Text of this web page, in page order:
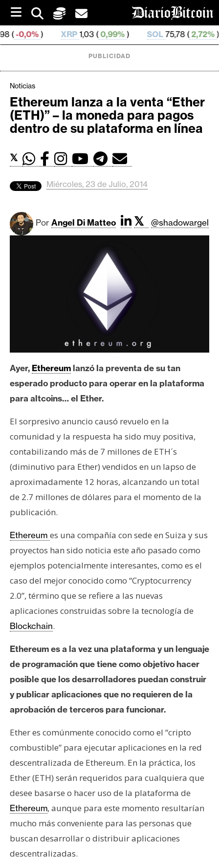
i
p
t
o
XRP1,03 ( 0,99%) SOL75,78 ( 2,72%) TRX
C
r
i
M
c
a
o
i
n
t
h
e
e
u
m
A
A
á
l
i
i
s
N
o
a
s
e
P
r
e
n
s
a
PUBLICIDAD
Noticias
Ethereum lanza a la venta “Ether
(ETH)” – la moneda para pagos
dentro de su plataforma en línea
𝕏
Miércoles, 23 de Julio, 2014
Por Angel Di Matteo 𝕏 @shadowargel
Ayer, Ethereum lanzó la preventa de su tan
esperado producto para operar en la plataforma
para altcoins… el Ether.
El sorpresivo anuncio causó revuelo en la
comunidad y la respuesta ha sido muy positiva,
contabilizando más de 7 millones de ETH´s
(diminutivo para Ether) vendidos en un lapso de
aproximadamente 12 horas, alcanzando un total
de 2.7 millones de dólares para el momento de la
publicación.
Ethereum es una compañía con sede en Suiza y sus
proyectos han sido noticia este año pasado como
ejemplos potencialmente interesantes, como es el
caso del mejor conocido como “Cryptocurrency
2.0”, término que se refiere a las nuevas
aplicaciones construidas sobre la tecnología de
Blockchain.
Ethereum es a la vez una plataforma y un lenguaje
de programación que tiene como objetivo hacer
posible que los desarrolladores puedan construir
y publicar aplicaciones que no requieren de la
aprobación de terceros para funcionar.
Ether es comúnmente conocido como el “cripto
combustible” para ejecutar aplicaciones en la red
descentralizada de Ethereum. En la práctica, los
Ether (ETH) serán requeridos para cualquiera que
desee basarse o hacer uso de la plataforma de
Ethereum, aunque para este momento resultarían
mucho más conveniente para las personas que
buscan desarrollar o distribuir aplicaciones
descentralizadas.